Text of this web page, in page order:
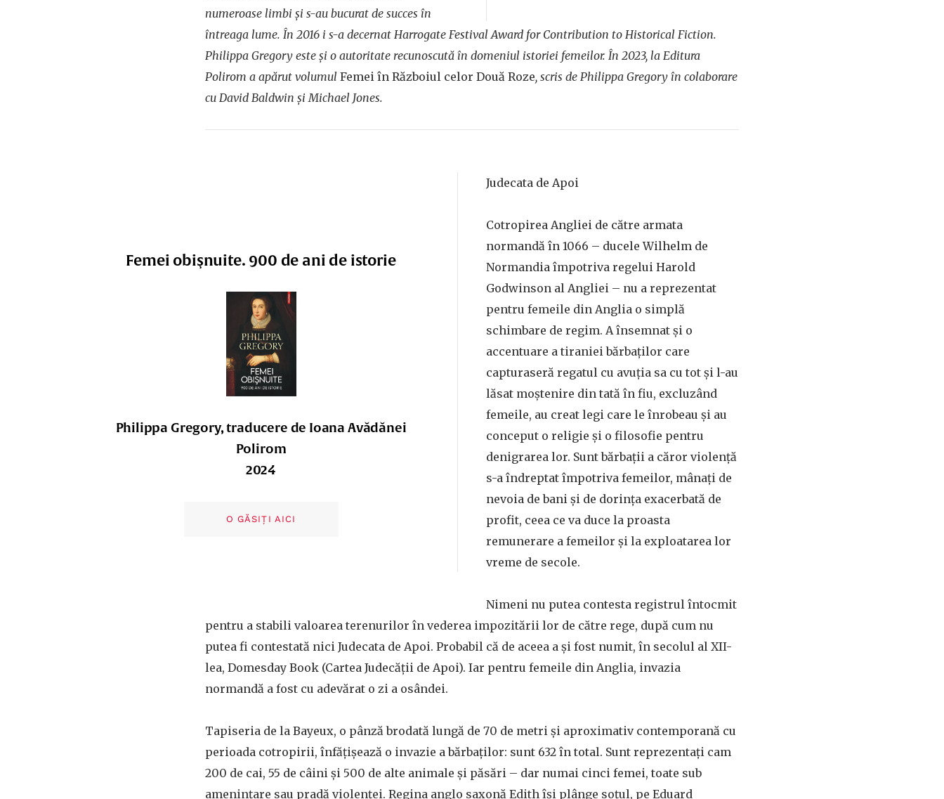
numeroase limbi şi s-au bucurat de succes în
întreaga lume. În 2016 i s-a decernat Harrogate Festival Award for Contribution to Historical Fiction.
Philippa Gregory este şi o autoritate recunoscută în domeniul istoriei femeilor. În 2023, la Editura
Polirom a apărut volumul Femei în Războiul celor Două Roze, scris de Philippa Gregory în colaborare
cu David Baldwin şi Michael Jones.
Femei obişnuite. 900 de ani de istorie
Philippa Gregory, traducere de Ioana Avădănei
Polirom
2024
O GĂSIȚI AICI
Judecata de Apoi
Cotropirea Angliei de către armata
normandă în 1066 – ducele Wilhelm de
Normandia împotriva regelui Harold
Godwinson al Angliei – nu a reprezentat
pentru femeile din Anglia o simplă
schimbare de regim. A însemnat și o
accentuare a tiraniei bărbaților care
capturaseră regatul cu avuția sa cu tot și l-au
lăsat moștenire din tată în fiu, excluzând
femeile, au creat legi care le înrobeau și au
conceput o religie și o filosofie pentru
denigrarea lor. Sunt bărbații a căror violență
s-a îndreptat împotriva femeilor, mânați de
nevoia de bani și de dorința exacerbată de
profit, ceea ce va duce la proasta
remunerare a femeilor și la exploatarea lor
vreme de secole.
Nimeni nu putea contesta registrul întocmit
pentru a stabili valoarea terenurilor în vederea impozitării lor de către rege, după cum nu
putea fi contestată nici Judecata de Apoi. Probabil că de aceea a și fost numit, în secolul al XII-
lea, Domesday Book (Cartea Judecății de Apoi). Iar pentru femeile din Anglia, invazia
normandă a fost cu adevărat o zi a osândei.
Tapiseria de la Bayeux, o pânză brodată lungă de 70 de metri şi aproximativ contemporană cu
perioada cotropirii, înfățișează o invazie a bărbaților: sunt 632 în total. Sunt reprezentați cam
200 de cai, 55 de câini și 500 de alte animale și păsări – dar numai cinci femei, toate sub
amenințare sau pradă violenței. Regina anglo saxonă Edith își plânge soțul, pe Eduard